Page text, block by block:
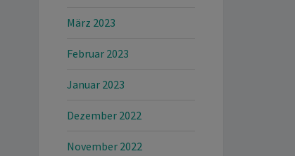
März 2023
Februar 2023
Januar 2023
Dezember 2022
November 2022